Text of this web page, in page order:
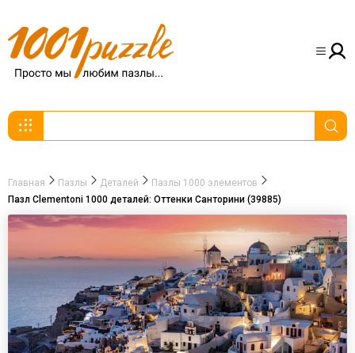
Главная Пазлы Деталей
Пазлы 1000 элементов
Пазл Clementoni 1000 деталей: Оттенки Санторини (39885)